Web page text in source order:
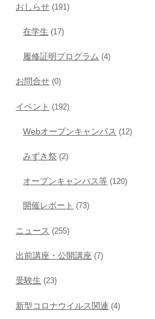
おしらせ (191)
在学生 (17)
履修証明プログラム (4)
お問合せ (0)
イベント (192)
Webオープンキャンパス (12)
みずき祭 (2)
オープンキャンパス等 (120)
開催レポート (73)
ニュース (255)
出前講座・公開講座 (7)
受験生 (23)
新型コロナウイルス関連 (4)